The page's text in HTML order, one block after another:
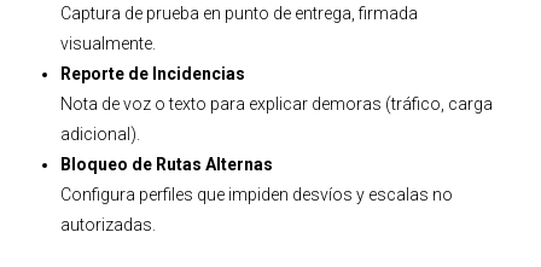
Captura de prueba en punto de entrega, firmada
visualmente.
Reporte de Incidencias
Nota de voz o texto para explicar demoras (tráfico, carga
adicional).
Bloqueo de Rutas Alternas
Configura perfiles que impiden desvíos y escalas no
autorizadas.